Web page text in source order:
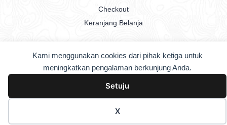
Kami menggunakan cookies dari pihak ketiga untuk
meningkatkan pengalaman berkunjung Anda.
Setuju
X
Checkout
Keranjang Belanja
Copyright © 2026 . All rights reserved.